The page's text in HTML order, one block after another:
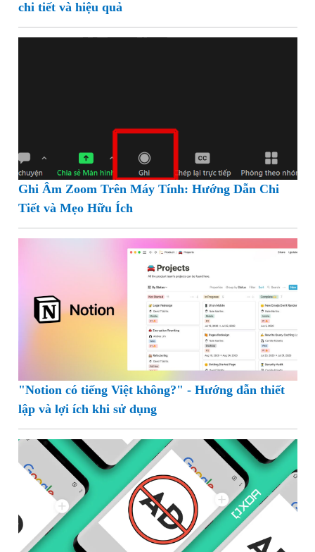
chi tiết và hiệu quả
Ghi Âm Zoom Trên Máy Tính: Hướng Dẫn Chi
Tiết và Mẹo Hữu Ích
"Notion có tiếng Việt không?" - Hướng dẫn thiết
lập và lợi ích khi sử dụng